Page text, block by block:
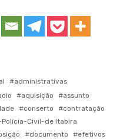
administrativas
aquisição
assunto
conserto
contratação
Civil-de Itabira
documento
efetivos